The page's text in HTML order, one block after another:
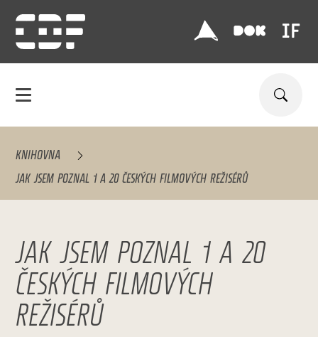
KNIHOVNA
JAK JSEM POZNAL 1 A 20 ČESKÝCH FILMOVÝCH REŽISÉRŮ
JAK JSEM POZNAL 1 A 20
ČESKÝCH FILMOVÝCH
REŽISÉRŮ